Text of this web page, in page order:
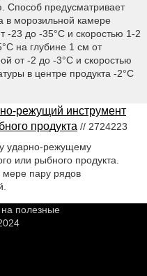
Способ предусматривает
в морозильной камере
-23 до -35°С и скоростью 1-2
на глубине 1 см от
от -2 до -3°С и скоростью
в центре продукта -2°С
режущий инструмент
продукта // 2724223
ударно-режущему
или рыбного продукта.
пару рядов
на полезные